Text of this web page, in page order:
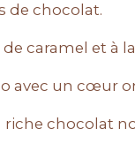
de chocolat.
caramel et
avec un cœur
riche chocolat